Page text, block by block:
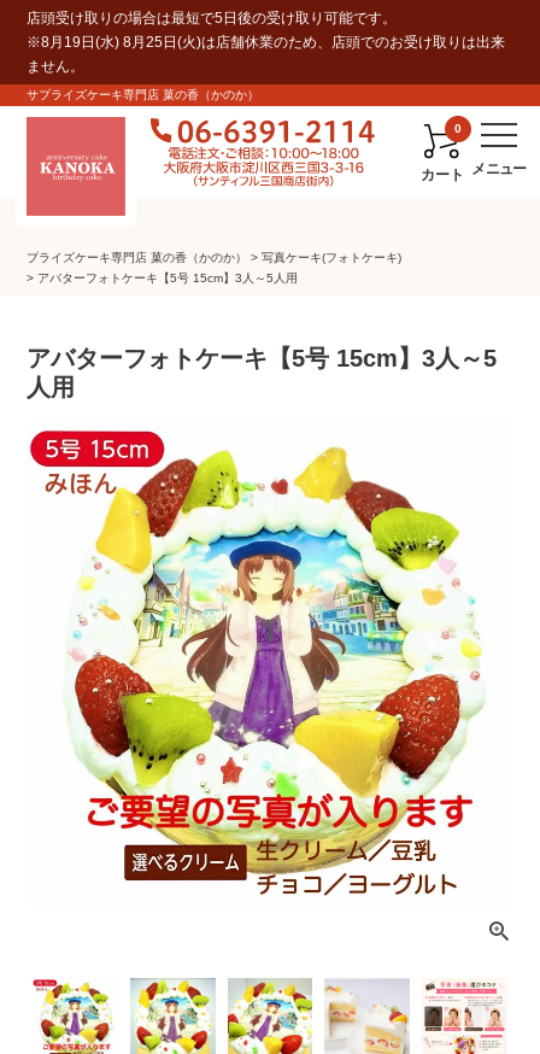
店頭受け取りの場合は最短で5日後の受け取り可能です。
※8月19日(水) 8月25日(火)は店舗休業のため、店頭でのお受け取りは出来
ません。
サプライズケーキ専門店 菓の香（かのか）
0
カート
プライズケーキ専⾨店 菓の⾹（かのか）
写真ケーキ(フォトケーキ)
アバターフォトケーキ【5号 15cm】3人～5人用
アバターフォトケーキ【5号 15cm】3人～5
人用